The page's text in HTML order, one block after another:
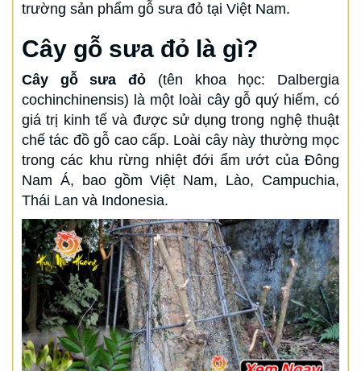
trường sản phẩm gỗ sưa đỏ tại Việt Nam.
Cây gỗ sưa đỏ là gì?
Cây gỗ sưa đỏ (tên khoa học: Dalbergia
cochinchinensis) là một loài cây gỗ quý hiếm, có
giá trị kinh tế và được sử dụng trong nghệ thuật
chế tác đồ gỗ cao cấp. Loài cây này thường mọc
trong các khu rừng nhiệt đới ẩm ướt của Đông
Nam Á, bao gồm Việt Nam, Lào, Campuchia,
Thái Lan và Indonesia.